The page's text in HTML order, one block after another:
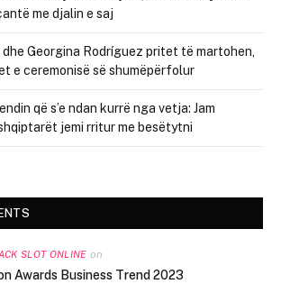
me djalin e saj
Georgina Rodríguez pritet të martohen,
e ceremonisë së shumëpërfolur
që s’e ndan kurrë nga vetja: Jam
jemi rritur me besëtytni
SLOT ONLINE on
Awards Business Trend 2023